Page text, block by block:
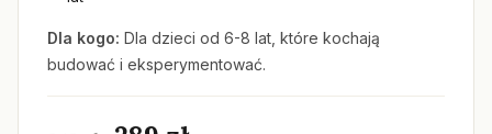
Dla kogo: Dla dzieci od 6-8 lat, które kochają
budować i eksperymentować.